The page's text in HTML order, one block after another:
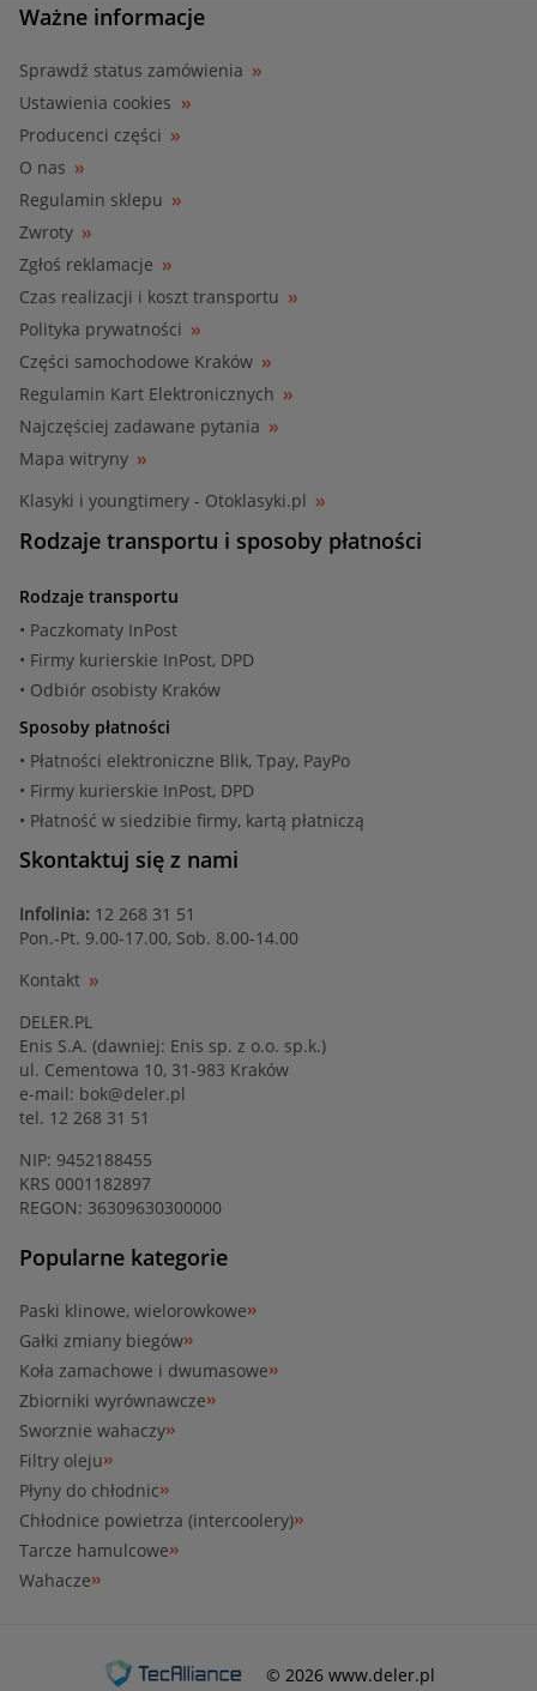
Ważne informacje
Sprawdź status zamówienia
Ustawienia cookies
Producenci części
O nas
Regulamin sklepu
Zwroty
Zgłoś reklamacje
Czas realizacji i koszt transportu
Polityka prywatności
Części samochodowe Kraków
Regulamin Kart Elektronicznych
Najczęściej zadawane pytania
Mapa witryny
Klasyki i youngtimery - Otoklasyki.pl
Rodzaje transportu i sposoby płatności
Rodzaje transportu
• Paczkomaty InPost
• Firmy kurierskie InPost, DPD
• Odbiór osobisty Kraków
Sposoby płatności
• Płatności elektroniczne Blik, Tpay, PayPo
• Firmy kurierskie InPost, DPD
• Płatność w siedzibie firmy, kartą płatniczą
Skontaktuj się z nami
Infolinia: 12 268 31 51
Pon.-Pt. 9.00-17.00, Sob. 8.00-14.00
Kontakt
DELER.PL
Enis S.A. (dawniej: Enis sp. z o.o. sp.k.)
ul. Cementowa 10, 31-983 Kraków
e-mail: bok@deler.pl
tel. 12 268 31 51
NIP: 9452188455
KRS 0001182897
REGON: 36309630300000
Popularne kategorie
Paski klinowe, wielorowkowe
Gałki zmiany biegów
Koła zamachowe i dwumasowe
Zbiorniki wyrównawcze
Sworznie wahaczy
Filtry oleju
Płyny do chłodnic
Chłodnice powietrza (intercoolery)
Tarcze hamulcowe
Wahacze
© 2026 www.deler.pl